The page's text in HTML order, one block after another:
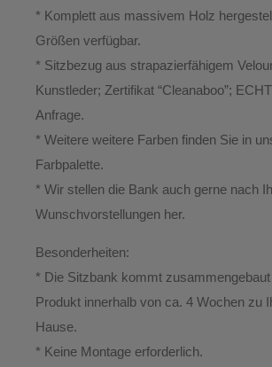
* Komplett aus massivem Holz
Größen verfügbar.
* Sitzbezug aus strapazierfähigem
Kunstleder; Zertifikat “Cleanaboo”;
Anfrage.
* Weitere weitere Farben finden Sie in
Farbpalette.
* Wir stellen die Bank auch gerne nach
Wunschvorstellungen her.
Besonderheiten:
* Die Sitzbank kommt
Produkt innerhalb von ca. 4 Wochen zu
Hause.
* Keine Montage erforderlich.